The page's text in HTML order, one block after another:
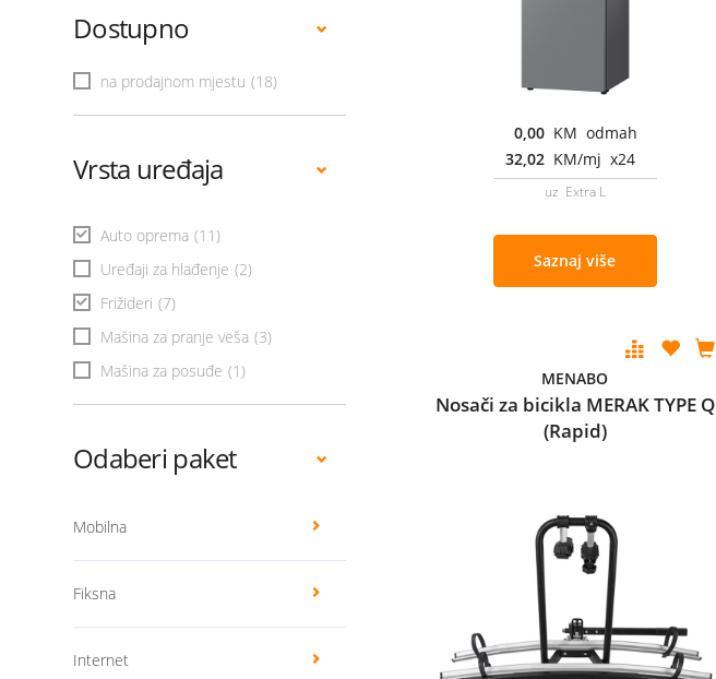
Dostupno
na prodajnom mjestu (18)
Vrsta uređaja
Auto oprema (11)
Uređaji za hlađenje (2)
Frižideri (7)
Mašina za pranje veša (3)
Mašina za posuđe (1)
Odaberi paket
Mobilna
Fiksna
Internet
0,00 KM odmah
32,02 KM/mj x24
uz Extra L
Saznaj više
MENABO
Nosači za bicikla MERAK TYPE Q
(Rapid)